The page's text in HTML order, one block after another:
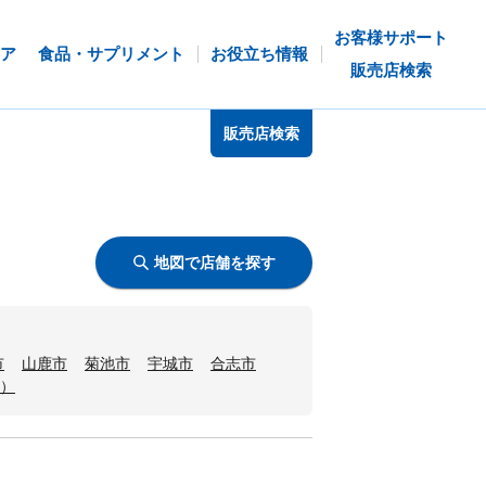
食品・サプリメント お役立ち情報
お客様サポート
販売店検索
販売店検索
地図で店舗を探す
山鹿市 菊池市 宇城市
合志市